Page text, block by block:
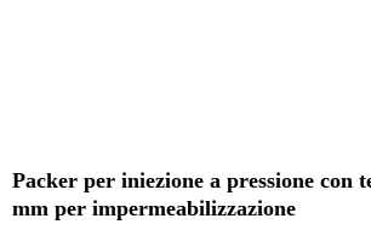
Packer per iniezione a pressione con
mm per impermeabilizzazione